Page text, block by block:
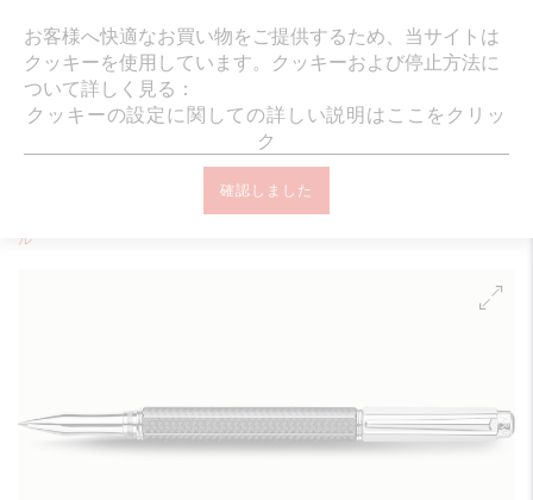
オンラインブティック ホーム 筆記具
バリアス カーボン シルバープレート＆ロジウムコート ローラーボー
ル
お客様へ快適なお買い物をご提供するため、当サイトは
クッキーを使用しています。クッキーおよび停止方法に
ついて詳しく見る：
クッキーの設定に関しての詳しい説明はここをクリッ
ク
確認しました